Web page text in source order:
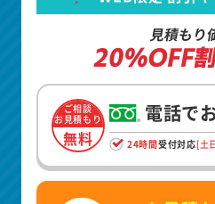
見積もり
20%OFF
ご相談
お見積もり
無料
電話で
24時間受付対応[土